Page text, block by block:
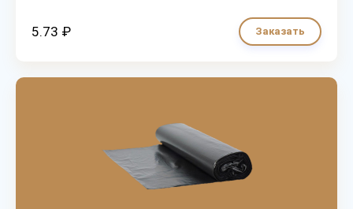
5.73 ₽ Заказать